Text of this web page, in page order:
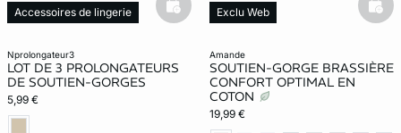
nprolongateur3
LOT DE 3 PROLONGATEURS
DE SOUTIEN-GORGES
5,99 €
Accessoires de lingerie basketfull
amande
SOUTIEN-GORGE BRASSIÈRE
CONFORT OPTIMAL EN
COTON
19,99 €
Exclu Web